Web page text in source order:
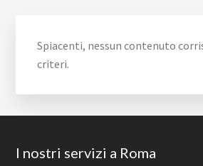
Spiacenti, nessun contenuto
criteri.
Footer
I nostri servizi a Roma